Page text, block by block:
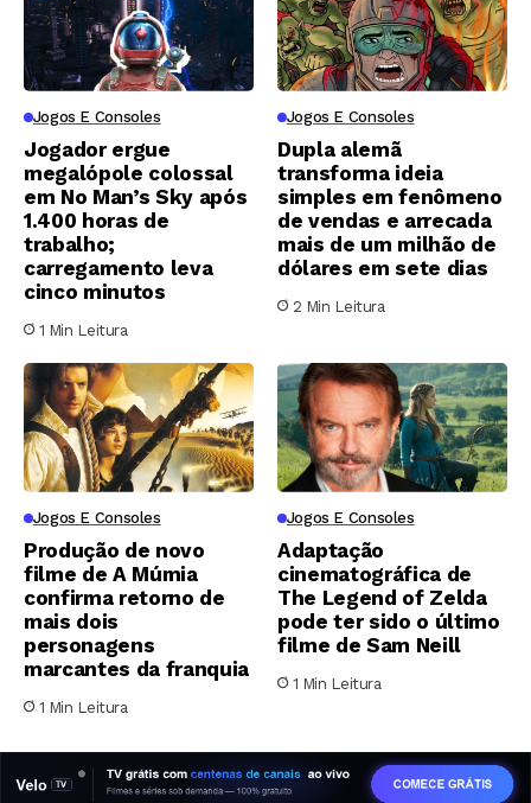
Jogos E Consoles
Jogador ergue
megalópole colossal
em No Man’s Sky após
1.400 horas de
trabalho;
carregamento leva
cinco minutos
1 Min Leitura
Jogos E Consoles
Dupla alemã
transforma ideia
simples em fenômeno
de vendas e arrecada
mais de um milhão de
dólares em sete dias
2 Min Leitura
Jogos E Consoles
Produção de novo
filme de A Múmia
confirma retorno de
mais dois
personagens
marcantes da franquia
1 Min Leitura
Jogos E Consoles
Adaptação
cinematográfica de
The Legend of Zelda
pode ter sido o último
filme de Sam Neill
1 Min Leitura